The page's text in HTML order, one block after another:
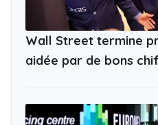
Wall Street termine
aidée par de bons